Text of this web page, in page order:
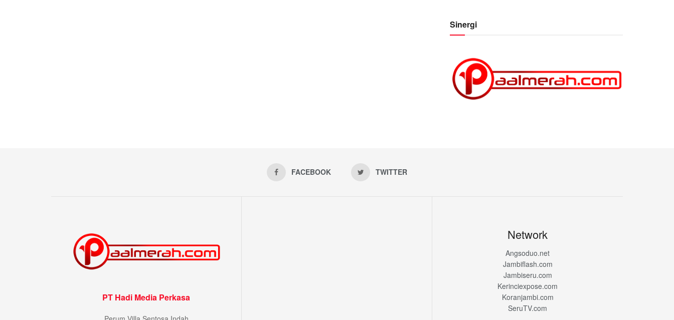
Sinergi
FACEBOOK TWITTER
PT Hadi Media Perkasa
Network
Angsoduo.net
Jambiflash.com
Jambiseru.com
Kerinciexpose.com
Koranjambi.com
SeruTV.com